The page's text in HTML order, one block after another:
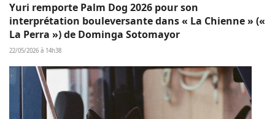
Yuri remporte Palm Dog 2026 pour son
interprétation bouleversante dans « La Chienne » («
La Perra ») de Dominga Sotomayor
22/05/2026 à 14h38